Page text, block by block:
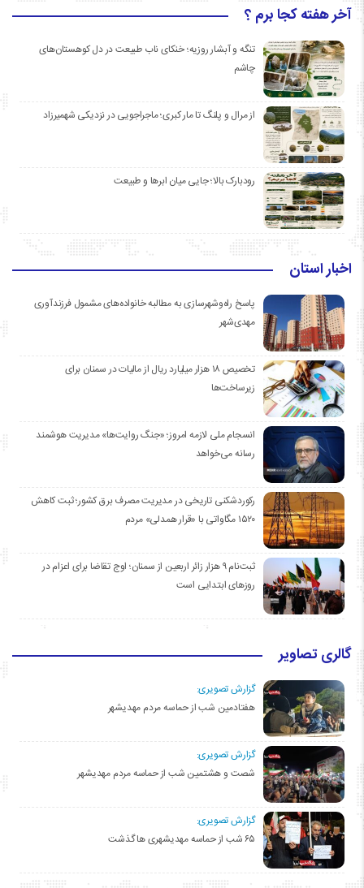
آخر هفته کجا برم ؟
تنگه و آبشار روزیه؛ خنکای ناب طبیعت در دل کوهستان‌های
چاشم
از مرال و پلنگ تا مار کبری؛ ماجراجویی در نزدیکی شهمیرزاد
رودبارک بالا؛ جایی میان ابرها و طبیعت
اخبار استان
پاسخ راه‌وشهرسازی به مطالبه خانواده‌های مشمول فرزندآوری
مهدی‌شهر
تخصیص ۱۸ هزار میلیارد ریال از مالیات در سمنان برای
زیرساخت‌ها
انسجام ملی لازمه امروز؛ «جنگ روایت‌ها» مدیریت هوشمند
رسانه می‌خواهد
رکوردشکنی تاریخی در مدیریت مصرف برق کشور؛ ثبت کاهش
۱۵۲۰ مگاواتی با «قرار همدلی» مردم
ثبت‌نام ۹ هزار زائر اربعین از سمنان؛ اوج تقاضا برای اعزام در
روزهای ابتدایی است
گالری تصاویر
گزارش تصویری:
هفتادمین شب از حماسه مردم مهدیشهر
گزارش تصویری:
شصت و هشتمین شب از حماسه مردم مهدیشهر
گزارش تصویری:
۶۵ شب از حماسه مهدیشهری ها گذشت